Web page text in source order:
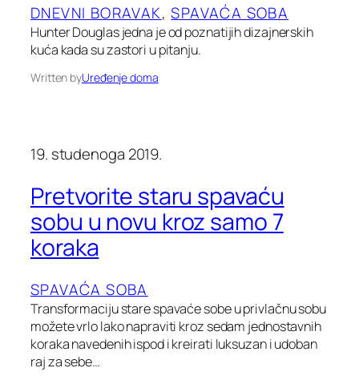
DNEVNI BORAVAK, SPAVAĆA SOBA
Hunter Douglas jedna je od poznatijih dizajnerskih
kuća kada su zastori u pitanju.
Written byUređenje doma
19. studenoga 2019.
Pretvorite staru spavaću
sobu u novu kroz samo 7
koraka
SPAVAĆA SOBA
Transformaciju stare spavaće sobe u privlačnu sobu
možete vrlo lako napraviti kroz sedam jednostavnih
koraka navedenih ispod i kreirati luksuzan i udoban
raj za sebe…